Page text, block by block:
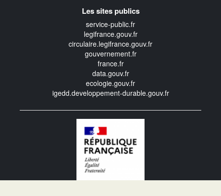
Les sites publics
service-public.fr
legifrance.gouv.fr
circulaire.legifrance.gouv.fr
gouvernement.fr
france.fr
data.gouv.fr
ecologie.gouv.fr
igedd.developpement-durable.gouv.fr